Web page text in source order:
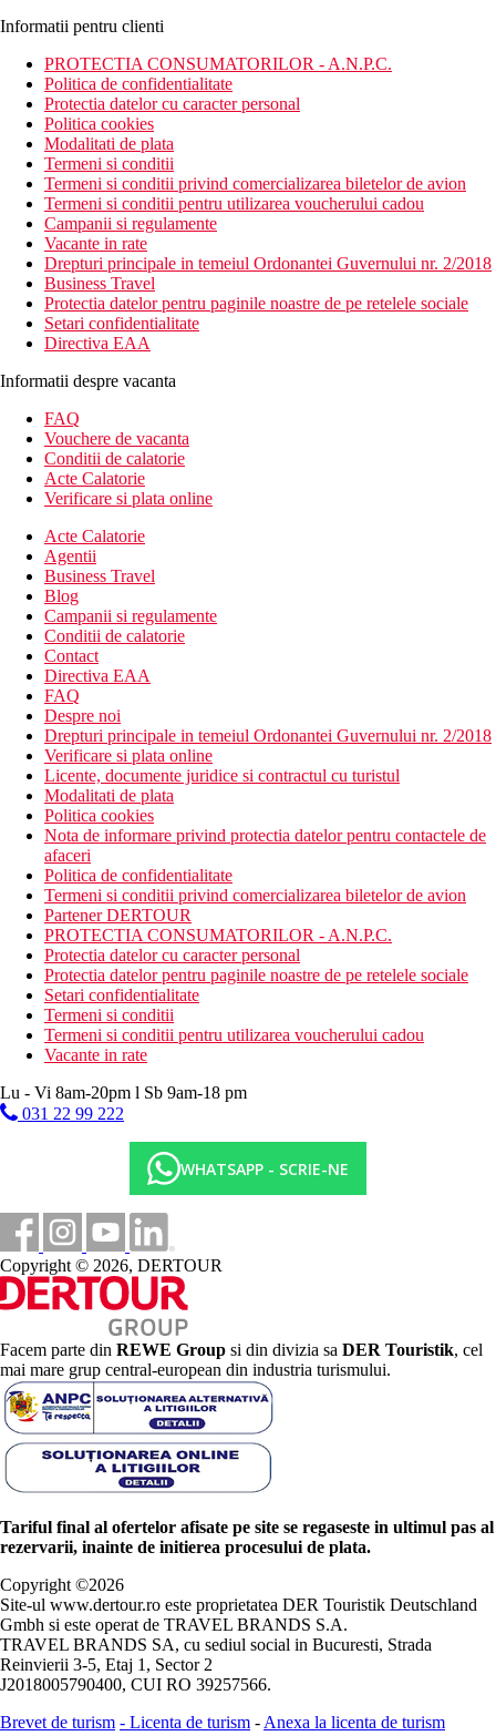
Informatii pentru clienti
PROTECTIA CONSUMATORILOR - A.N.P.C.
Politica de confidentialitate
Protectia datelor cu caracter personal
Politica cookies
Modalitati de plata
Termeni si conditii
Termeni si conditii privind comercializarea biletelor de avion
Termeni si conditii pentru utilizarea voucherului cadou
Campanii si regulamente
Vacante in rate
Drepturi principale in temeiul Ordonantei Guvernului nr. 2/2018
Business Travel
Protectia datelor pentru paginile noastre de pe retelele sociale
Setari confidentialitate
Directiva EAA
Informatii despre vacanta
FAQ
Vouchere de vacanta
Conditii de calatorie
Acte Calatorie
Verificare si plata online
Acte Calatorie
Agentii
Business Travel
Blog
Campanii si regulamente
Conditii de calatorie
Contact
Directiva EAA
FAQ
Despre noi
Drepturi principale in temeiul Ordonantei Guvernului nr. 2/2018
Verificare si plata online
Licente, documente juridice si contractul cu turistul
Modalitati de plata
Politica cookies
Nota de informare privind protectia datelor pentru contactele de
afaceri
Politica de confidentialitate
Termeni si conditii privind comercializarea biletelor de avion
Partener DERTOUR
PROTECTIA CONSUMATORILOR - A.N.P.C.
Protectia datelor cu caracter personal
Protectia datelor pentru paginile noastre de pe retelele sociale
Setari confidentialitate
Termeni si conditii
Termeni si conditii pentru utilizarea voucherului cadou
Vacante in rate
Lu - Vi 8am-20pm l Sb 9am-18 pm
031 22 99 222
WHATSAPP - SCRIE-NE
Copyright © 2026, DERTOUR
Facem parte din REWE Group si din divizia sa DER Touristik, cel
mai mare grup central-european din industria turismului.
Tariful final al ofertelor afisate pe site se regaseste in ultimul pas al
rezervarii, inainte de initierea procesului de plata.
Copyright ©2026
Site-ul www.dertour.ro este proprietatea DER Touristik Deutschland
Gmbh si este operat de TRAVEL BRANDS S.A.
TRAVEL BRANDS SA, cu sediul social in Bucuresti, Strada
Reinvierii 3-5, Etaj 1, Sector 2
J2018005790400, CUI RO 39257566.
Brevet de turism - Licenta de turism - Anexa la licenta de turism